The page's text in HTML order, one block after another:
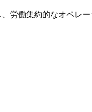
労働集約的なオペレ